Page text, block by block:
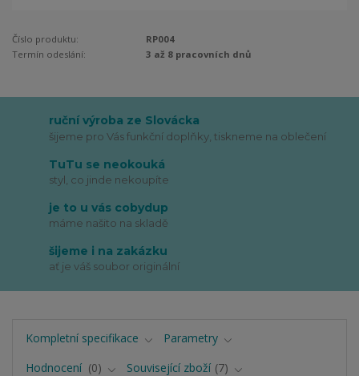
Číslo produktu:
RP004
Termín odeslání:
3 až 8 pracovních dnů
ruční výroba ze Slovácka
šijeme pro Vás funkční doplňky, tiskneme na oblečení
TuTu se neokouká
styl, co jinde nekoupíte
je to u vás cobydup
máme našito na skladě
šijeme i na zakázku
ať je váš soubor originální
Kompletní specifikace
Parametry
Hodnocení
0 Související zboží 7